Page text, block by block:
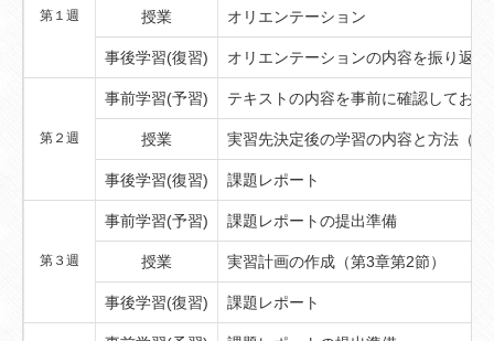
第１週 授業 オリエンテーション
事後学習(復習) オリエンテーションの内容を振り返
第２週
事前学習(予習) テキストの内容を事前に確認しておく
授業 実習先決定後の学習の内容と方法（
事後学習(復習) 課題レポート
第３週
事前学習(予習) 課題レポートの提出準備
授業 実習計画の作成（第3章第2節）
事後学習(復習) 課題レポート